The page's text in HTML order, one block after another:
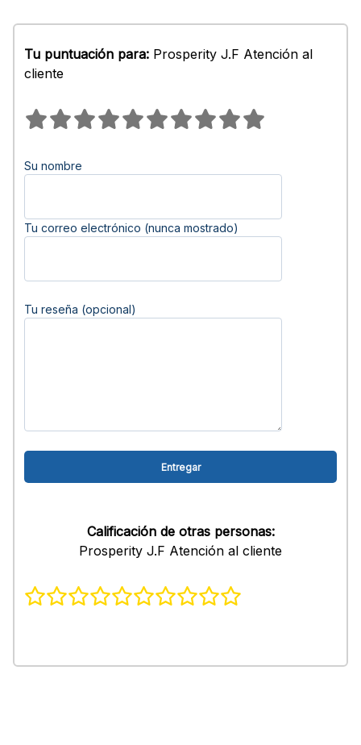
Tu puntuación para: Prosperity J.F Atención al
cliente
Su nombre
Tu correo electrónico (nunca mostrado)
Tu reseña (opcional)
Calificación de otras personas:
Prosperity J.F Atención al cliente